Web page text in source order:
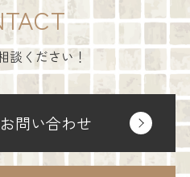
談ください！
問い合わせ